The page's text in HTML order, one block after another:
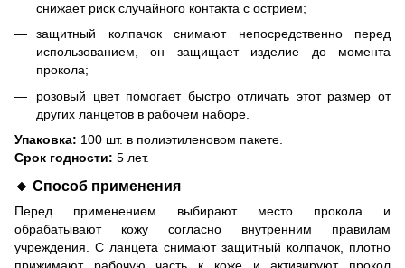
снижает риск случайного контакта с острием;
защитный колпачок снимают непосредственно перед
использованием, он защищает изделие до момента
прокола;
розовый цвет помогает быстро отличать этот размер от
других ланцетов в рабочем наборе.
Упаковка: 100 шт. в полиэтиленовом пакете.
Срок годности: 5 лет.
🔸 Способ применения
Перед применением выбирают место прокола и
обрабатывают кожу согласно внутренним правилам
учреждения. С ланцета снимают защитный колпачок, плотно